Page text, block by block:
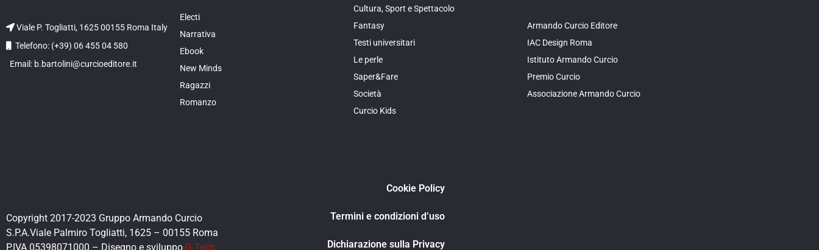
Viale P. Togliatti, 1625 00155 Roma Italy
Telefono: (+39) 06 455 04 580
Email: b.bartolini@curcioeditore.it
Electi
Narrativa
Ebook
New Minds
Ragazzi
Romanzo
Cultura, Sport e Spettacolo
Fantasy
Testi universitari
Le perle
Saper&Fare
Società
Curcio Kids
Armando Curcio Editore
IAC Design Roma
Istituto Armando Curcio
Premio Curcio
Associazione Armando Curcio
Copyright 2017-2023 Gruppo Armando Curcio
S.P.A.Viale Palmiro Togliatti, 1625 – 00155 Roma
P.IVA 05398071000 – Disegno e sviluppo G Tech
Cookie Policy
Termini e condizioni d’uso
Dichiarazione sulla Privacy